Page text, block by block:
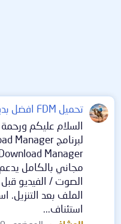
تحميل FDM افضل بديل لـ IDM
السلام عليكم ورحمة
الصوت / الفيديو قبل
الملف بعد
استئناف...